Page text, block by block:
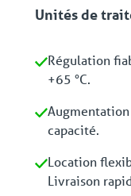
Unités de
Régulation
+65 °C.
capacité.
Location
Livraison